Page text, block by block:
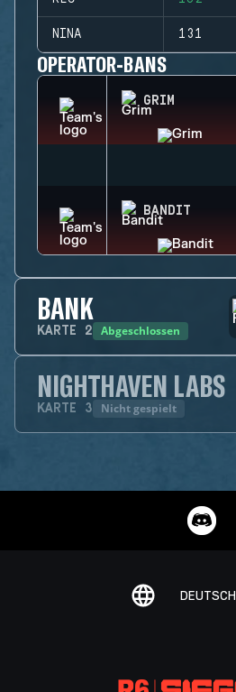
NINA 131
OPERATOR-BANS
GRIM
BANDIT
BANK
KARTE 2 Abgeschlossen
NIGHTHAVEN LABS
KARTE 3 Nicht gespielt
DEUTSCH